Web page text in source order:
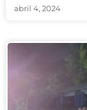
abril 4, 2024